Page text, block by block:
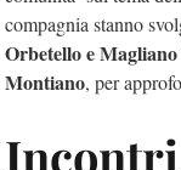
compagnia stanno
Orbetello e
Montiano, per